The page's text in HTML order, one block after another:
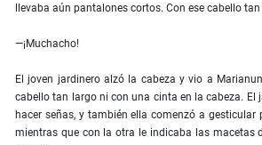
llevaba aún pantalones cortos. Con ese cabello
—¡Muchacho!
El joven jardinero alzó la cabeza y vio a
cabello tan largo ni con una cinta en la cabeza.
hacer señas, y también ella comenzó a
mientras que con la otra le indicaba las macetas